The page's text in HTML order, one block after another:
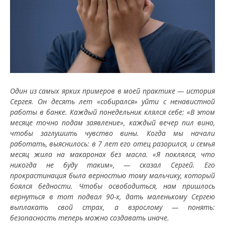
Один из самых ярких примеров в моей практике — история
Сергея. Он десять лет «собирался» уйти с ненавистной
работы в банке. Каждый понедельник клялся себе: «В этом
месяце точно подам заявление», каждый вечер пил вино,
чтобы заглушить чувство вины. Когда мы начали
работать, выяснилось: в 7 лет его отец разорился, и семья
месяц жила на макаронах без масла. «Я поклялся, что
никогда не буду таким», — сказал Сергей. Его
прокрастинация была верностью тому мальчику, который
боялся бедности. Чтобы освободиться, нам пришлось
вернуться в тот подвал 90-х, дать маленькому Сергею
выплакать свой страх, а взрослому — понять:
безопасность теперь можно создавать иначе.